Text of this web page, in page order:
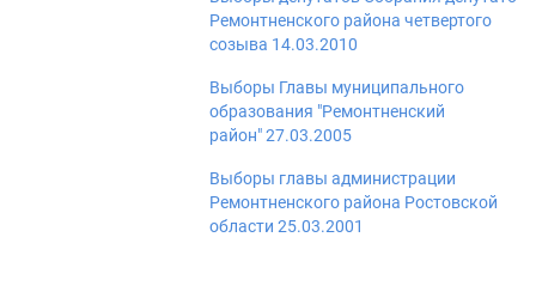
Ремонтненского района четвертого
созыва 14.03.2010
Выборы Главы муниципального
образования "Ремонтненский
район" 27.03.2005
Выборы главы администрации
Ремонтненского района Ростовской
области 25.03.2001